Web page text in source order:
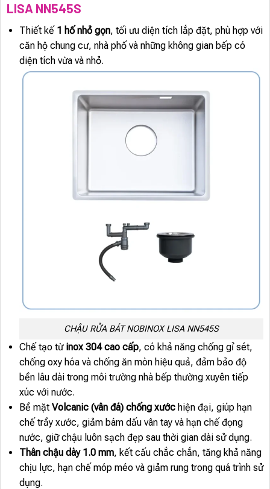
LISA NN545S
Thiết kế 1 hố nhỏ gọn, tối ưu diện tích lắp đặt, phù hợp với
căn hộ chung cư, nhà phố và những không gian bếp có
diện tích vừa và nhỏ.
CHẬU RỬA BÁT NOBINOX LISA NN545S
Chế tạo từ inox 304 cao cấp, có khả năng chống gỉ sét,
chống oxy hóa và chống ăn mòn hiệu quả, đảm bảo độ
bền lâu dài trong môi trường nhà bếp thường xuyên tiếp
xúc với nước.
Bề mặt Volcanic (vân đá) chống xướchiện đại, giúp hạn
chế trầy xước, giảm bám dấu vân tay và hạn chế đọng
nước, giữ chậu luôn sạch đẹp sau thời gian dài sử dụng.
Thân chậu dày 1.0 mm, kết cấu chắc chắn, tăng khả năng
chịu lực, hạn chế móp méo và giảm rung trong quá trình sử
dụng.